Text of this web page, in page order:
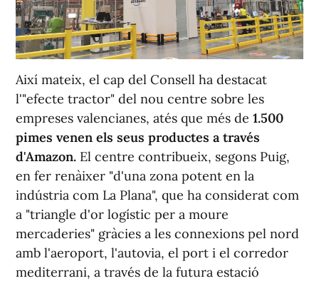
Així mateix, el cap del Consell ha destacat
l'"efecte tractor" del nou centre sobre les
empreses valencianes, atés que més de 1.500
pimes venen els seus productes a través
d'Amazon. El centre contribueix, segons Puig,
en fer renàixer "d'una zona potent en la
indústria com La Plana", que ha considerat com
a "triangle d'or logístic per a moure
mercaderies" gràcies a les connexions pel nord
amb l'aeroport, l'autovia, el port i el corredor
mediterrani, a través de la futura estació